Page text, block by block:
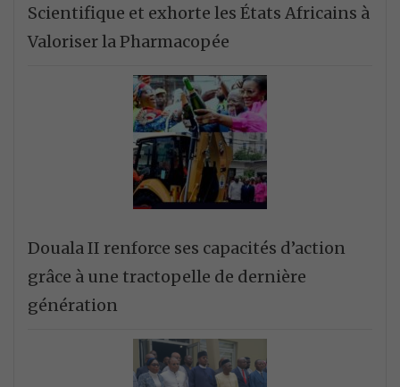
Scientifique et exhorte les États Africains à
Valoriser la Pharmacopée
Douala II renforce ses capacités d’action
grâce à une tractopelle de dernière
génération